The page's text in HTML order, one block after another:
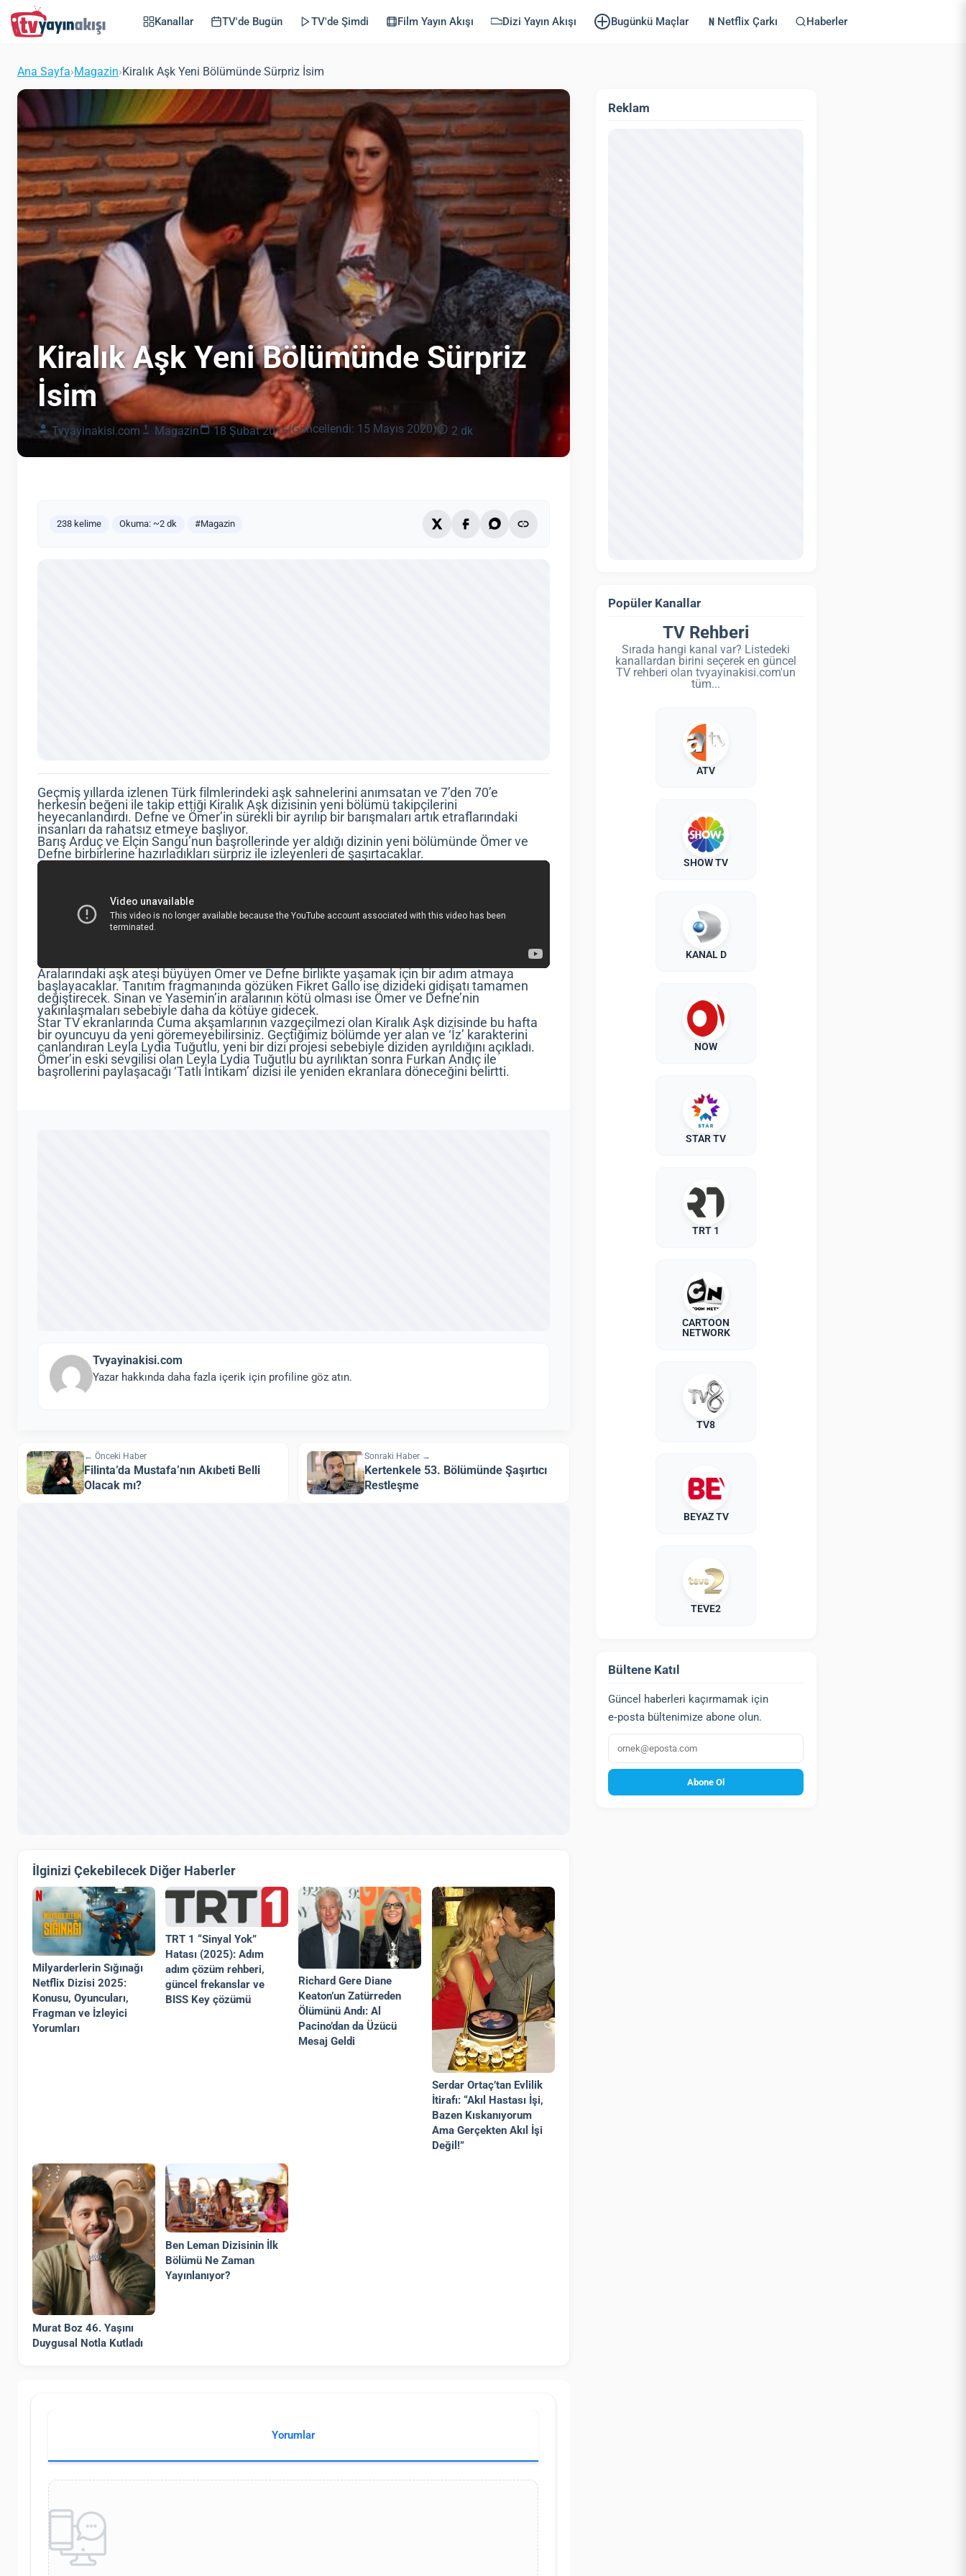
Kanallar TV'de Bugün TV'de Şimdi Film Yayın Akışı Dizi Yayın Akışı Bugünkü Maçlar Netflix Çarkı Haberler
Ana Sayfa›Magazin›Kiralık Aşk Yeni Bölümünde Sürpriz İsim
Kiralık Aşk Yeni Bölümünde Sürpriz
İsim
Tvyayinakisi.com Magazin 18 Şubat 2016(Güncellendi: 15 Mayıs 2020) 2 dk
238 kelime Okuma: ~2 dk #Magazin
Geçmiş yıllarda izlenen Türk filmlerindeki aşk sahnelerini anımsatan ve 7’den 70’e
herkesin beğeni ile takip ettiği Kiralık Aşk dizisinin yeni bölümü takipçilerini
heyecanlandırdı. Defne ve Ömer’in sürekli bir ayrılıp bir barışmaları artık etraflarındaki
insanları da rahatsız etmeye başlıyor.
Barış Arduç ve Elçin Sangu’nun başrollerinde yer aldığı dizinin yeni bölümünde Ömer ve
Defne birbirlerine hazırladıkları sürpriz ile izleyenleri de şaşırtacaklar.
Aralarındaki aşk ateşi büyüyen Ömer ve Defne birlikte yaşamak için bir adım atmaya
başlayacaklar. Tanıtım fragmanında gözüken Fikret Gallo ise dizideki gidişatı tamamen
değiştirecek. Sinan ve Yasemin’in aralarının kötü olması ise Ömer ve Defne’nin
yakınlaşmaları sebebiyle daha da kötüye gidecek.
Star TV ekranlarında Cuma akşamlarının vazgeçilmezi olan Kiralık Aşk dizisinde bu hafta
bir oyuncuyu da yeni göremeyebilirsiniz. Geçtiğimiz bölümde yer alan ve ‘İz’ karakterini
canlandıran Leyla Lydia Tuğutlu, yeni bir dizi projesi sebebiyle diziden ayrıldığını açıkladı.
Ömer’in eski sevgilisi olan Leyla Lydia Tuğutlu bu ayrılıktan sonra Furkan Andıç ile
başrollerini paylaşacağı ‘Tatlı İntikam’ dizisi ile yeniden ekranlara döneceğini belirtti.
Tvyayinakisi.com
Yazar hakkında daha fazla içerik için profiline göz atın.
← Önceki Haber
Filinta’da Mustafa’nın Akıbeti Belli
Olacak mı?
Sonraki Haber →
Kertenkele 53. Bölümünde Şaşırtıcı
Restleşme
İlginizi Çekebilecek Diğer Haberler
Milyarderlerin Sığınağı
Netflix Dizisi 2025:
Konusu, Oyuncuları,
Fragman ve İzleyici
Yorumları
TRT 1 “Sinyal Yok”
Hatası (2025): Adım
adım çözüm rehberi,
güncel frekanslar ve
BISS Key çözümü
Richard Gere Diane
Keaton’un Zatürreden
Ölümünü Andı: Al
Pacino’dan da Üzücü
Mesaj Geldi
Serdar Ortaç’tan Evlilik
İtirafı: “Akıl Hastası İşi,
Bazen Kıskanıyorum
Ama Gerçekten Akıl İşi
Değil!”
Murat Boz 46. Yaşını
Duygusal Notla Kutladı
Ben Leman Dizisinin İlk
Bölümü Ne Zaman
Yayınlanıyor?
Yorumlar
Reklam
Popüler Kanallar
TV Rehberi
Sırada hangi kanal var? Listedeki
kanallardan birini seçerek en güncel
TV rehberi olan tvyayinakisi.com'un
tüm...
ATV
SHOW TV
KANAL D
NOW
STAR TV
TRT 1
CARTOON
NETWORK
TV8
BEYAZ TV
TEVE2
Bültene Katıl
Güncel haberleri kaçırmamak için
e‑posta bültenimize abone olun.
E‑posta
Abone Ol